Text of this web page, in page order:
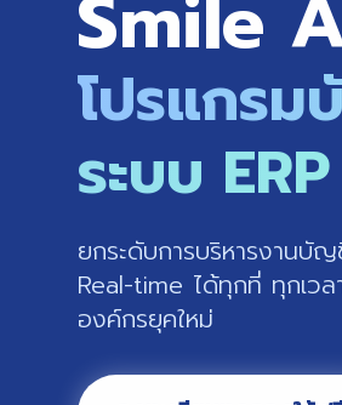
Smile
โปรแกรม
ระบบ
ยกระดับการบริหารงานบั
Real-time ได้ทุกที่ ทุกเว
องค์กรยุคใหม่